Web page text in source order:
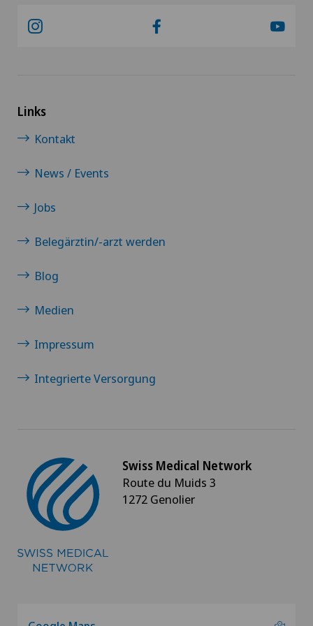
Kurzsichtigkeit (Myopie)
Lymphologie
Magenchirurgie
Mako
Mammographie
MRT
Multiple Sklerose (MS)
Mund- Kiefer- und Gesichtschirurgie
Links
Kontakt
News / Events
Jobs
Belegärztin/-arzt werden
Blog
Medien
Impressum
Integrierte Versorgung
Swiss Medical Network
Route du Muids 3
1272 Genolier